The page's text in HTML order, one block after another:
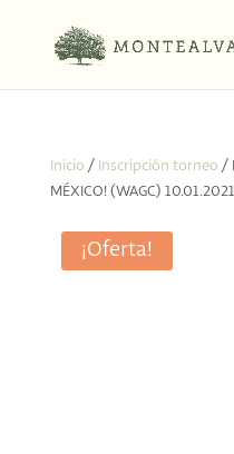
Inicio / Inscripción torneo /
MÉXICO! (WAGC) 10.01.2021
¡Oferta!